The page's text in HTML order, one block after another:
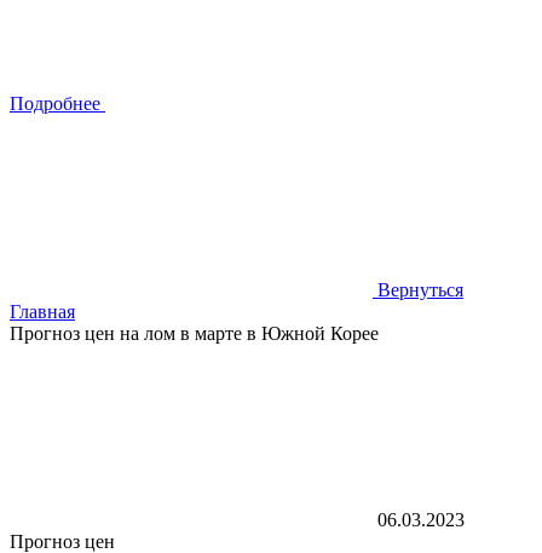
Подробнее
Вернуться
Главная
Прогноз цен на лом в марте в Южной Корее
06.03.2023
Прогноз цен